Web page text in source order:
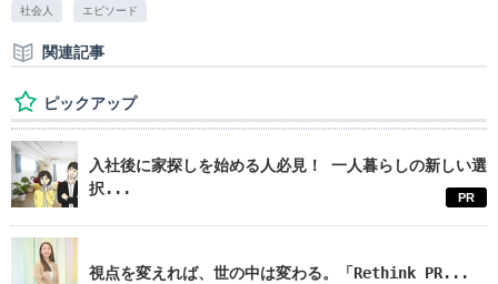
社会人 エピソード
関連記事
ピックアップ
入社後に家探しを始める人必見！ 一人暮らしの新しい選
択...
PR
視点を変えれば、世の中は変わる。「Rethink PR...